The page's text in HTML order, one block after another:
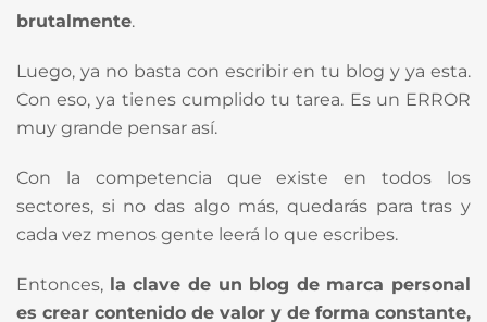
brutalmente.
Luego, ya no basta con escribir en tu blog y ya esta.
Con eso, ya tienes cumplido tu tarea. Es un ERROR
muy grande pensar así.
Con la competencia que existe en todos los
sectores, si no das algo más, quedarás para tras y
cada vez menos gente leerá lo que escribes.
Entonces, la clave de un blog de marca personal
es crear contenido de valor y de forma constante,